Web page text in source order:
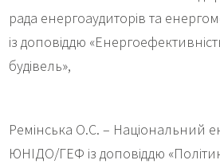
рада енергоаудиторів та
із доповіддю
будівель»,
Ремінська О.С. – Національний
ЮНІДО/ГЕФ із доповіддю